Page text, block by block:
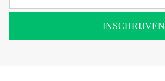
INSCHRIJVEN